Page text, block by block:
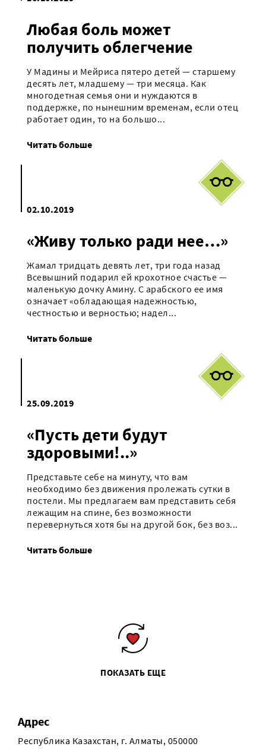
Любая боль может
получить облегчение
У Мадины и Мейриса пятеро детей — старшему
десять лет, младшему — три месяца. Как
многодетная семья они и нуждаются в
поддержке, по нынешним временам, если отец
работает один, то на большо...
Читать больше
02.10.2019
«Живу только ради нее…»
Жамал тридцать девять лет, три года назад
Всевышний подарил ей крохотное счастье —
маленькую дочку Амину. С арабского ее имя
означает «обладающая надежностью,
честностью и верностью; надел...
Читать больше
25.09.2019
«Пусть дети будут
здоровыми!..»
Представьте себе на минуту, что вам
необходимо без движения пролежать сутки в
постели. Мы предлагаем вам представить себя
лежащим на спине, без возможности
перевернуться хотя бы на другой бок, без воз...
Читать больше
ПОКАЗАТЬ ЕЩЕ
Адрес
Республика Казахстан, г. Алматы, 050000